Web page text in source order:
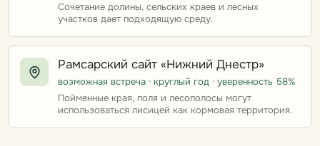
Сочетание долины, сельских краев и лесных
участков дает подходящую среду.
Рамсарский сайт «Нижний Днестр»
возможная встреча · круглый год · уверенность 58%
Пойменные края, поля и лесополосы могут
использоваться лисицей как кормовая территория.